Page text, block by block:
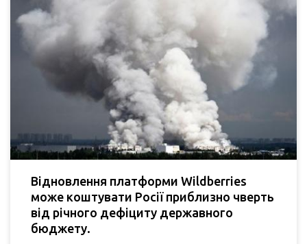
Відновлення платформи Wildberries
може коштувати Росії приблизно чверть
від річного дефіциту державного
бюджету.